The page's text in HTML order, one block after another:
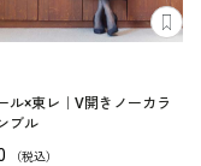
ル×東レ｜V開きノーカラ
ブル
（税込）